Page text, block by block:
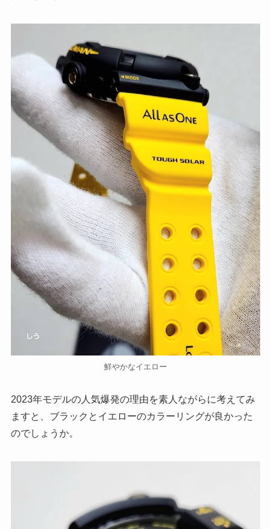
鮮やかなイエロー
2023年モデルの人気爆発の理由を素人ながらに考えてみ
ますと、ブラックとイエローのカラーリングが良かった
のでしょうか。